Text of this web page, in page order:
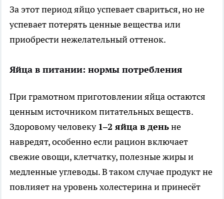
За этот период яйцо успевает свариться, но не
успевает потерять ценные вещества или
приобрести нежелательный оттенок.
Яйца в питании: нормы потребления
При грамотном приготовлении яйца остаются
ценным источником питательных веществ.
Здоровому человеку 1–2 яйца в деньне
навредят, особенно если рацион включает
свежие овощи, клетчатку, полезные жиры и
медленные углеводы. В таком случае продукт не
повлияет на уровень холестерина и принесёт